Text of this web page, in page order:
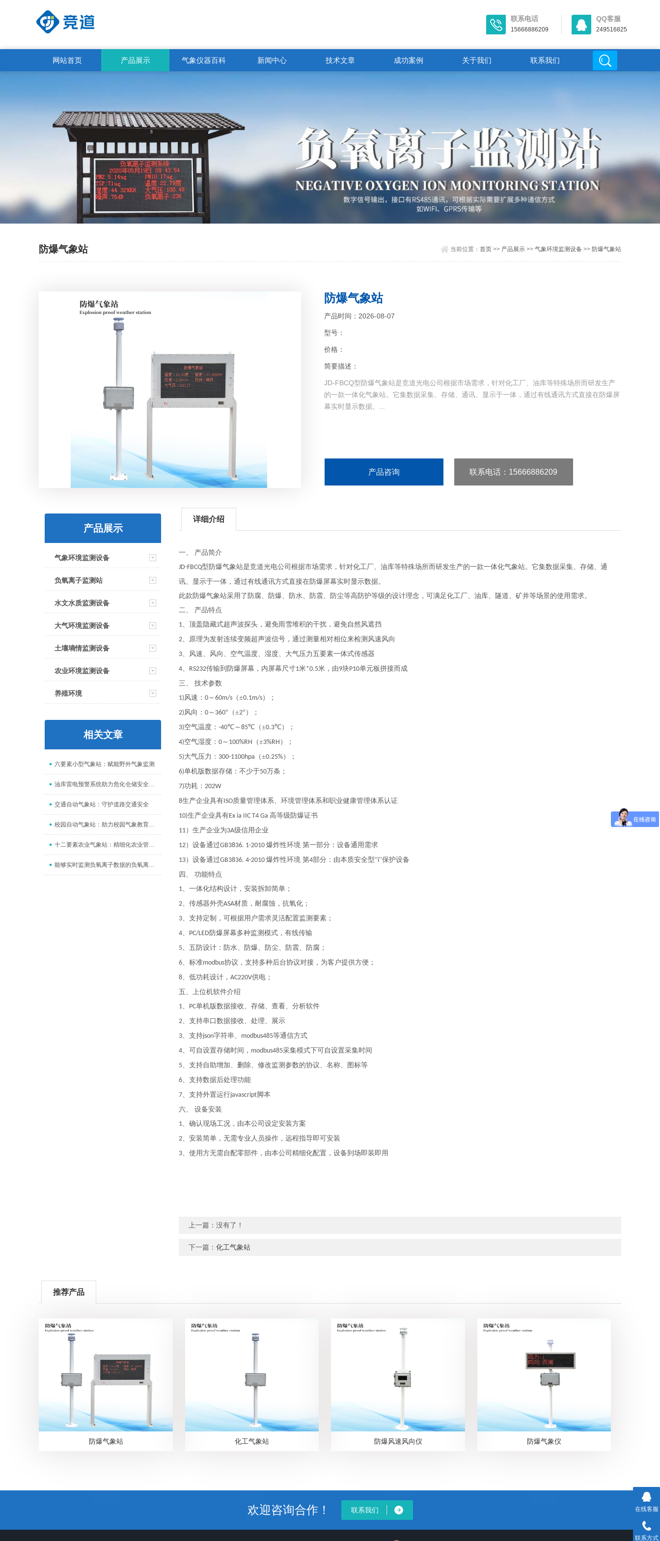
联系电话
15666886209
QQ客服
249516825
网站首页 产品展示 气象仪器百科 新闻中心 技术文章 成功案例 关于我们 联系我们
防爆气象站 当前位置： 首页>> 产品展示>> 气象环境监测设备>> 防爆气象站
防爆气象站
产品时间：2026-08-07
型号：
价格：
简要描述：
JD-FBCQ型防爆气象站是竞道光电公司根据市场需求，针对化工厂、油库等特殊场所而研发生产
的一款一体化气象站。它集数据采集、存储、通讯、显示于一体，通过有线通讯方式直接在防爆屏
幕实时显示数据。...
产品咨询 联系电话：15666886209
产品展示
气象环境监测设备
负氧离子监测站
水文水质监测设备
大气环境监测设备
土壤墒情监测设备
农业环境监测设备
养殖环境
相关文章
六要素小型气象站：赋能野外气象监测
油库雷电预警系统助力危化仓储安全防范
交通自动气象站：守护道路交通安全
校园自动气象站：助力校园气象教育和安全管理
十二要素农业气象站：精细化农业管理的重要帮手
能够实时监测负氧离子数据的负氧离子监测站
详细介绍
一、 产品简介
JD-FBCQ型防爆气象站是竞道光电公司根据市场需求，针对化工厂、油库等特殊场所而研发生产的一款一体化气象站。它集数据采集、存储、通
讯、显示于一体，通过有线通讯方式直接在防爆屏幕实时显示数据。
此款防爆气象站采用了防腐、防爆、防水、防震、防尘等高防护等级的设计理念，可满足化工厂、油库、隧道、矿井等场景的使用需求。
二、 产品特点
1、顶盖隐藏式超声波探头，避免雨雪堆积的干扰，避免自然风遮挡
2、原理为发射连续变频超声波信号，通过测量相对相位来检测风速风向
3、风速、风向、空气温度、湿度、大气压力五要素一体式传感器
4、 RS232传输到防爆屏幕，内屏幕尺寸1米*0.5米，由9块P10单元板拼接而成
三、 技术参数
1)风速： 0～ 60m/s（±0.1m/s）；
2)风向： 0～ 360°（±2°）；
3)空气温度： -40℃～ 85℃（±0.3℃）；
4)空气湿度： 0～ 100%RH （±3%RH ）；
5)大气压力： 300-1100hpa （±0.25%）；
6)单机版数据存储：不少于50万条；
7)功耗： 202W
8生产企业具有ISO质量管理体系、环境管理体系和职业健康管理体系认证
10)生产企业具有Ex ia IIC T4 Ga 高等级防爆证书
11）生产企业为3A级信用企业
12）设备通过GB3836. 1-2010 爆炸性环境 第一部分：设备通用需求
13）设备通过GB3836. 4-2010 爆炸性环境 第4部分：由本质安全型“i''保护设备
四、 功能特点
1、一体化结构设计，安装拆卸简单；
2、传感器外壳ASA材质，耐腐蚀，抗氧化；
3、支持定制，可根据用户需求灵活配置监测要素；
4、 PC/LED 防爆屏幕多种监测模式，有线传输
5、五防设计：防水、防爆、防尘、防震、防腐；
6、标准modbus协议，支持多种后台协议对接，为客户提供方便；
8、低功耗设计， AC220V供电；
五、上位机软件介绍
1、 PC单机版数据接收、存储、查看、分析软件
2、支持串口数据接收、处理、展示
3、支持json字符串、 modbus485等通信方式
4、可自设置存储时间， modbus485采集模式下可自设置采集时间
5、支持自助增加、删除、修改监测参数的协议、名称、图标等
6、支持数据后处理功能
7、支持外置运行javascript脚本
六、 设备安装
1、确认现场工况，由本公司设定安装方案
2、安装简单，无需专业人员操作，远程指导即可安装
3、使用方无需自配零部件，由本公司精细化配置，设备到场即装即用
上一篇：没有了！
下一篇： 化工气象站
推荐产品
防爆气象站 化工气象站 防爆风速风向仪 防爆气象仪
欢迎咨询合作！ 联系我们 在线客服
联系方式